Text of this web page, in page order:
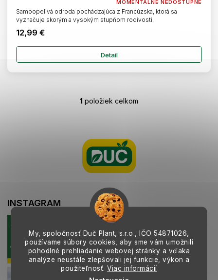
My, spoločnosť Duč Plant, s.r.o., IČO 54871026,
používame súbory cookies, aby sme vám umožnili
pohodlné prehliadanie webovej stránky a vďaka
analýze neustále zlepšovali jej funkcie, výkon a
použiteľnosť.Viac informácií
MOMENTÁLNE NEDOSTUPNÉ
12,99 €
Detail
Samoopelivá odroda pochádzajúca z Francúzska, ktorá sa
vyznačuje skorým a vysokým stupňom rodivosti.
O
d
a
c
i
p
r
v
k
y
v
ý
p
i
s
1 položiek celkom
INSTAGRAM